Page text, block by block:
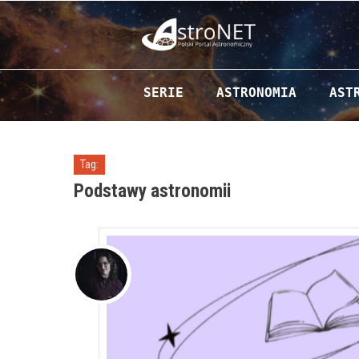
Przejdź do zawartości
SERIE ASTRONOMIA
Tag:
Podstawy astronomii